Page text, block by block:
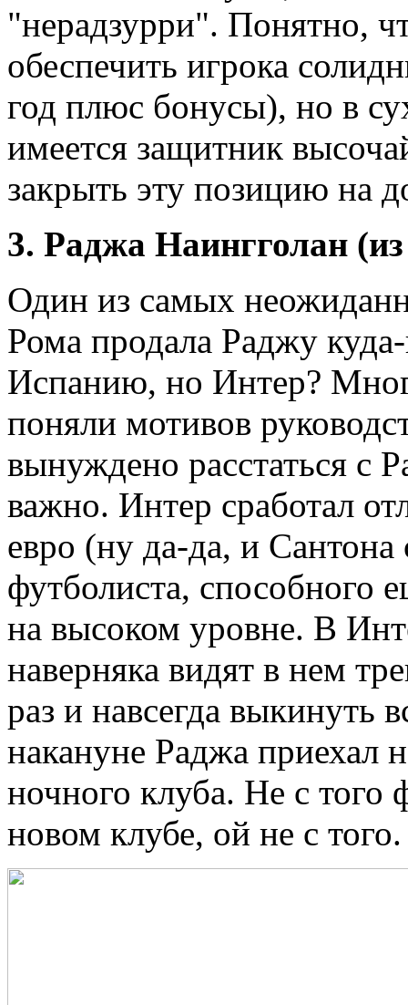
"нерадзурри". Понятно,
обеспечить игрока
год плюс бонусы), но в
имеется защитник
закрыть эту позицию на
3. Раджа Наингголан
Один из самых
Рома продала Раджу
Испанию, но Интер?
поняли мотивов
вынуждено расстаться с
важно. Интер сработал
евро (ну да-да, и Сантона
футболиста, способного
на высоком уровне. В
наверняка видят в нем
раз и навсегда выкинуть
накануне Раджа приехал
ночного клуба. Не с того
новом клубе, ой не с того.